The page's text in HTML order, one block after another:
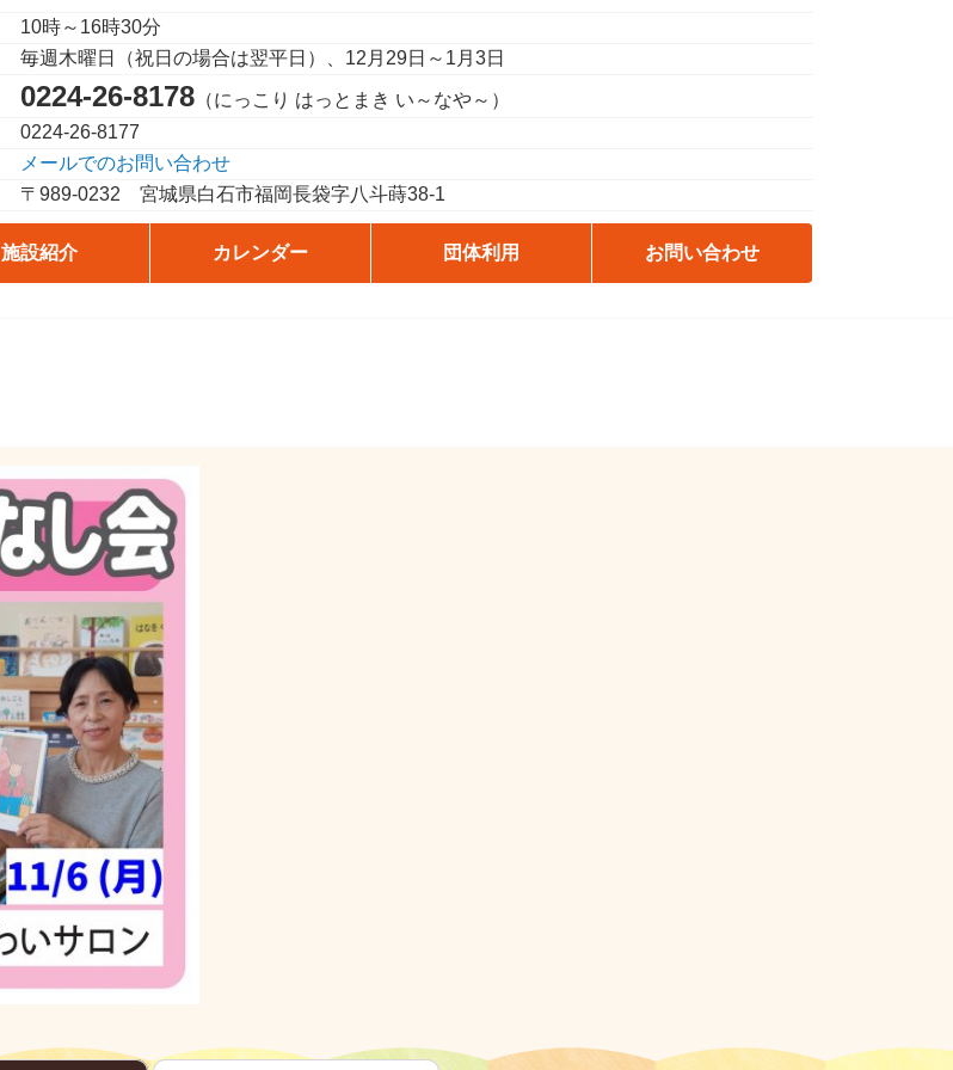
10時～16時30分
毎週木曜日（祝日の場合は翌平日）、12月29日～1月3日
0224-26-8178 （にっこり はっとまき い～なや～）
0224-26-8177
メールでのお問い合わせ
〒989-0232宮城県白石市福岡長袋字八斗蒔38-1
施設紹介 カレンダー 団体利用 お問い合わせ